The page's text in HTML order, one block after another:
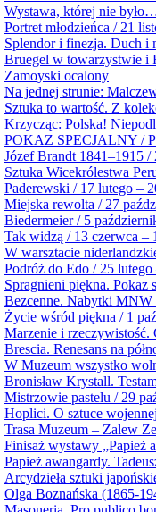
Wystawa, której nie
Portret młodzieńca / 21
Splendor i finezja. Duch i
Bruegel w towarzystwie i
Zamoyski ocalony
Na jednej strunie:
Sztuka to wartość. Z
Krzycząc: Polska!
POKAZ SPECJALNY /
Józef Brandt 1841–1915
Sztuka Wicekrólestwa
Paderewski / 17 lutego –
Miejska rewolta / 27
Biedermeier / 5
Tak widzą / 13 czerwca –
W warsztacie
Podróż do Edo / 25
Spragnieni piękna. Pokaz
Bezcenne. Nabytki MNW
Życie wśród piękna / 1
Marzenie i
Brescia. Renesans na
W Muzeum wszystko
Bronisław Krystall.
Mistrzowie pastelu / 29
Hoplici. O sztuce
Trasa Muzeum – Zalew
Finisaż wystawy „Papież
Papież awangardy.
Arcydzieła sztuki
Olga Boznańska (1865-